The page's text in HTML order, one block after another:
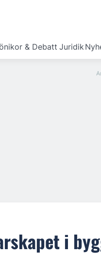
& Debatt Juridik
i